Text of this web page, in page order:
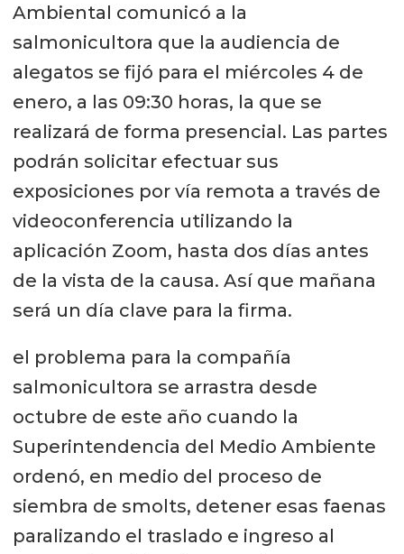
Ambiental comunicó a la
salmonicultora que la audiencia de
alegatos se fijó para el miércoles 4 de
enero, a las 09:30 horas, la que se
realizará de forma presencial. Las partes
podrán solicitar efectuar sus
exposiciones por vía remota a través de
videoconferencia utilizando la
aplicación Zoom, hasta dos días antes
de la vista de la causa. Así que mañana
será un día clave para la firma.
el problema para la compañía
salmonicultora se arrastra desde
octubre de este año cuando la
Superintendencia del Medio Ambiente
ordenó, en medio del proceso de
siembra de smolts, detener esas faenas
paralizando el traslado e ingreso al